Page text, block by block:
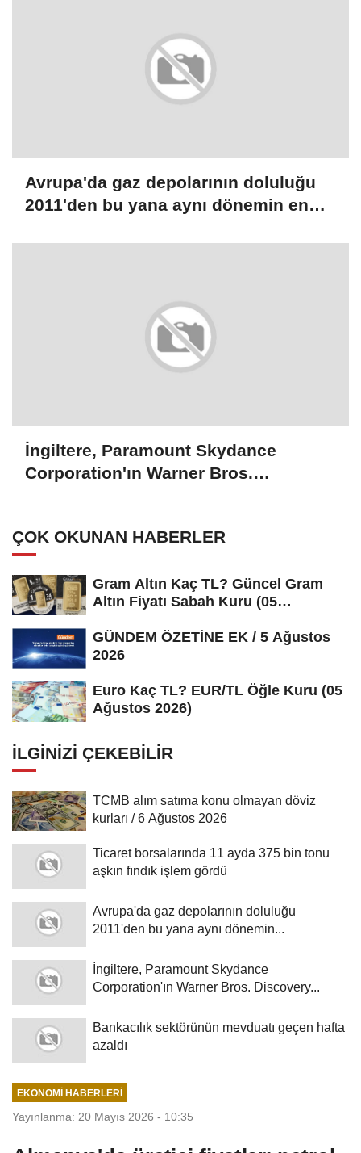
Avrupa'da gaz depolarının doluluğu
2011'den bu yana aynı dönemin en
İngiltere, Paramount Skydance
Corporation'ın Warner Bros.
ÇOK OKUNAN HABERLER
Gram Altın Kaç TL? Güncel Gram
Altın Fiyatı Sabah Kuru (05
GÜNDEM ÖZETİNE EK / 5 Ağustos
2026
Euro Kaç TL? EUR/TL Öğle Kuru (05
Ağustos 2026)
İLGINIZI ÇEKEBILIR
TCMB alım satıma konu olmayan döviz
kurları / 6 Ağustos 2026
Ticaret borsalarında 11 ayda 375 bin tonu
aşkın fındık işlem gördü
Avrupa'da gaz depolarının doluluğu
2011'den bu yana aynı dönemin...
İngiltere, Paramount Skydance
Corporation'ın Warner Bros. Discovery...
Bankacılık sektörünün mevduatı geçen hafta
azaldı
EKONOMI HABERLERI
Yayınlanma: 20 Mayıs 2026 - 10:35